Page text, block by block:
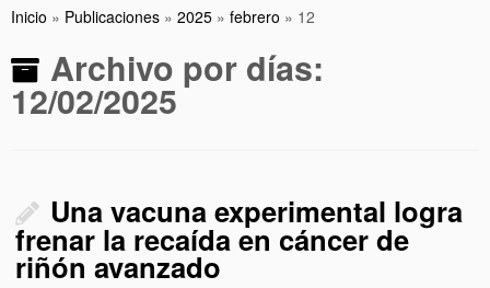
CONÓCENOS
NUESTROS PRODUCTOS
PUBLICACIONES
Inicio » Publicaciones » 2025 » febrero » 12
Archivo por días:
12/02/2025
Una vacuna experimental logra
frenar la recaída en cáncer de
riñón avanzado